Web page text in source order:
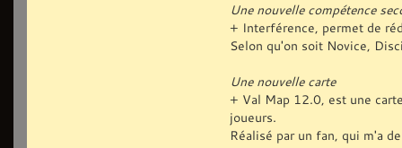
Une nouvelle compétence
+ Interférence, permet de
Selon qu'on soit Novice,
Une nouvelle carte
+ Val Map 12.0, est une
joueurs.
Réalisé par un fan, qui m'a